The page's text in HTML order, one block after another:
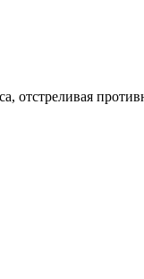
отстреливая